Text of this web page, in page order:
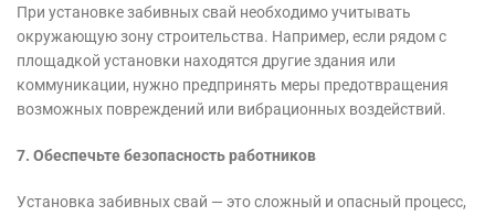
При установке забивных свай необходимо учитывать
окружающую зону строительства. Например, если рядом с
площадкой установки находятся другие здания или
коммуникации, нужно предпринять меры предотвращения
возможных повреждений или вибрационных воздействий.
7. Обеспечьте безопасность работников
Установка забивных свай — это сложный и опасный процесс,